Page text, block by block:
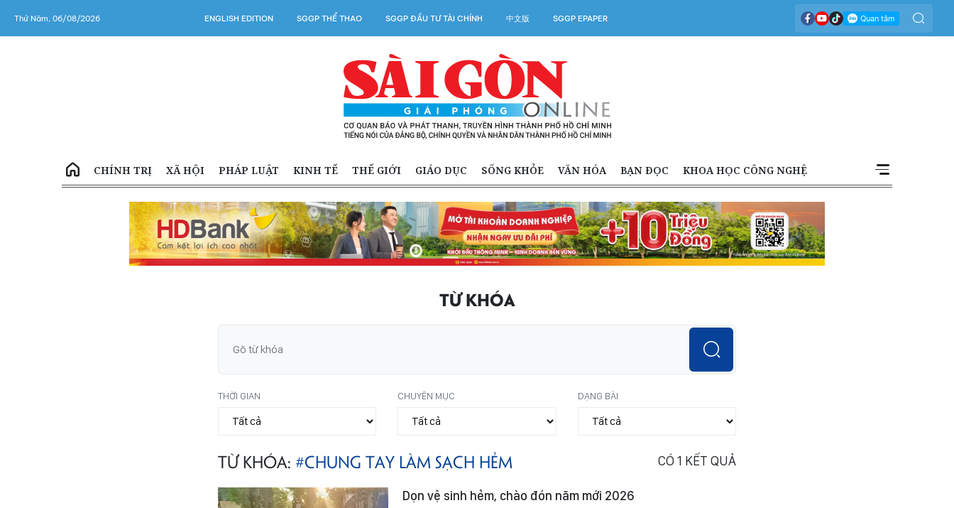
Thứ Năm, 06/08/2026 ENGLISH EDITION SGGP THỂ THAO SGGP ĐẦU TƯ TÀI CHÍNH 中文版 SGGP EPAPER
CHÍNH TRỊ XÃ HỘI PHÁP LUẬT KINH TẾ THẾ GIỚI GIÁO DỤC SỐNG KHỎE VĂN HÓA BẠN ĐỌC KHOA HỌC CÔNG NGHỆ
TỪ KHÓA
THỜI GIAN CHUYÊN MỤC DẠNG BÀI
TỪ KHÓA: #CHUNG TAY LÀM SẠCH HẺM CÓ 1 KẾT QUẢ
Dọn vệ sinh hẻm, chào đón năm mới 2026